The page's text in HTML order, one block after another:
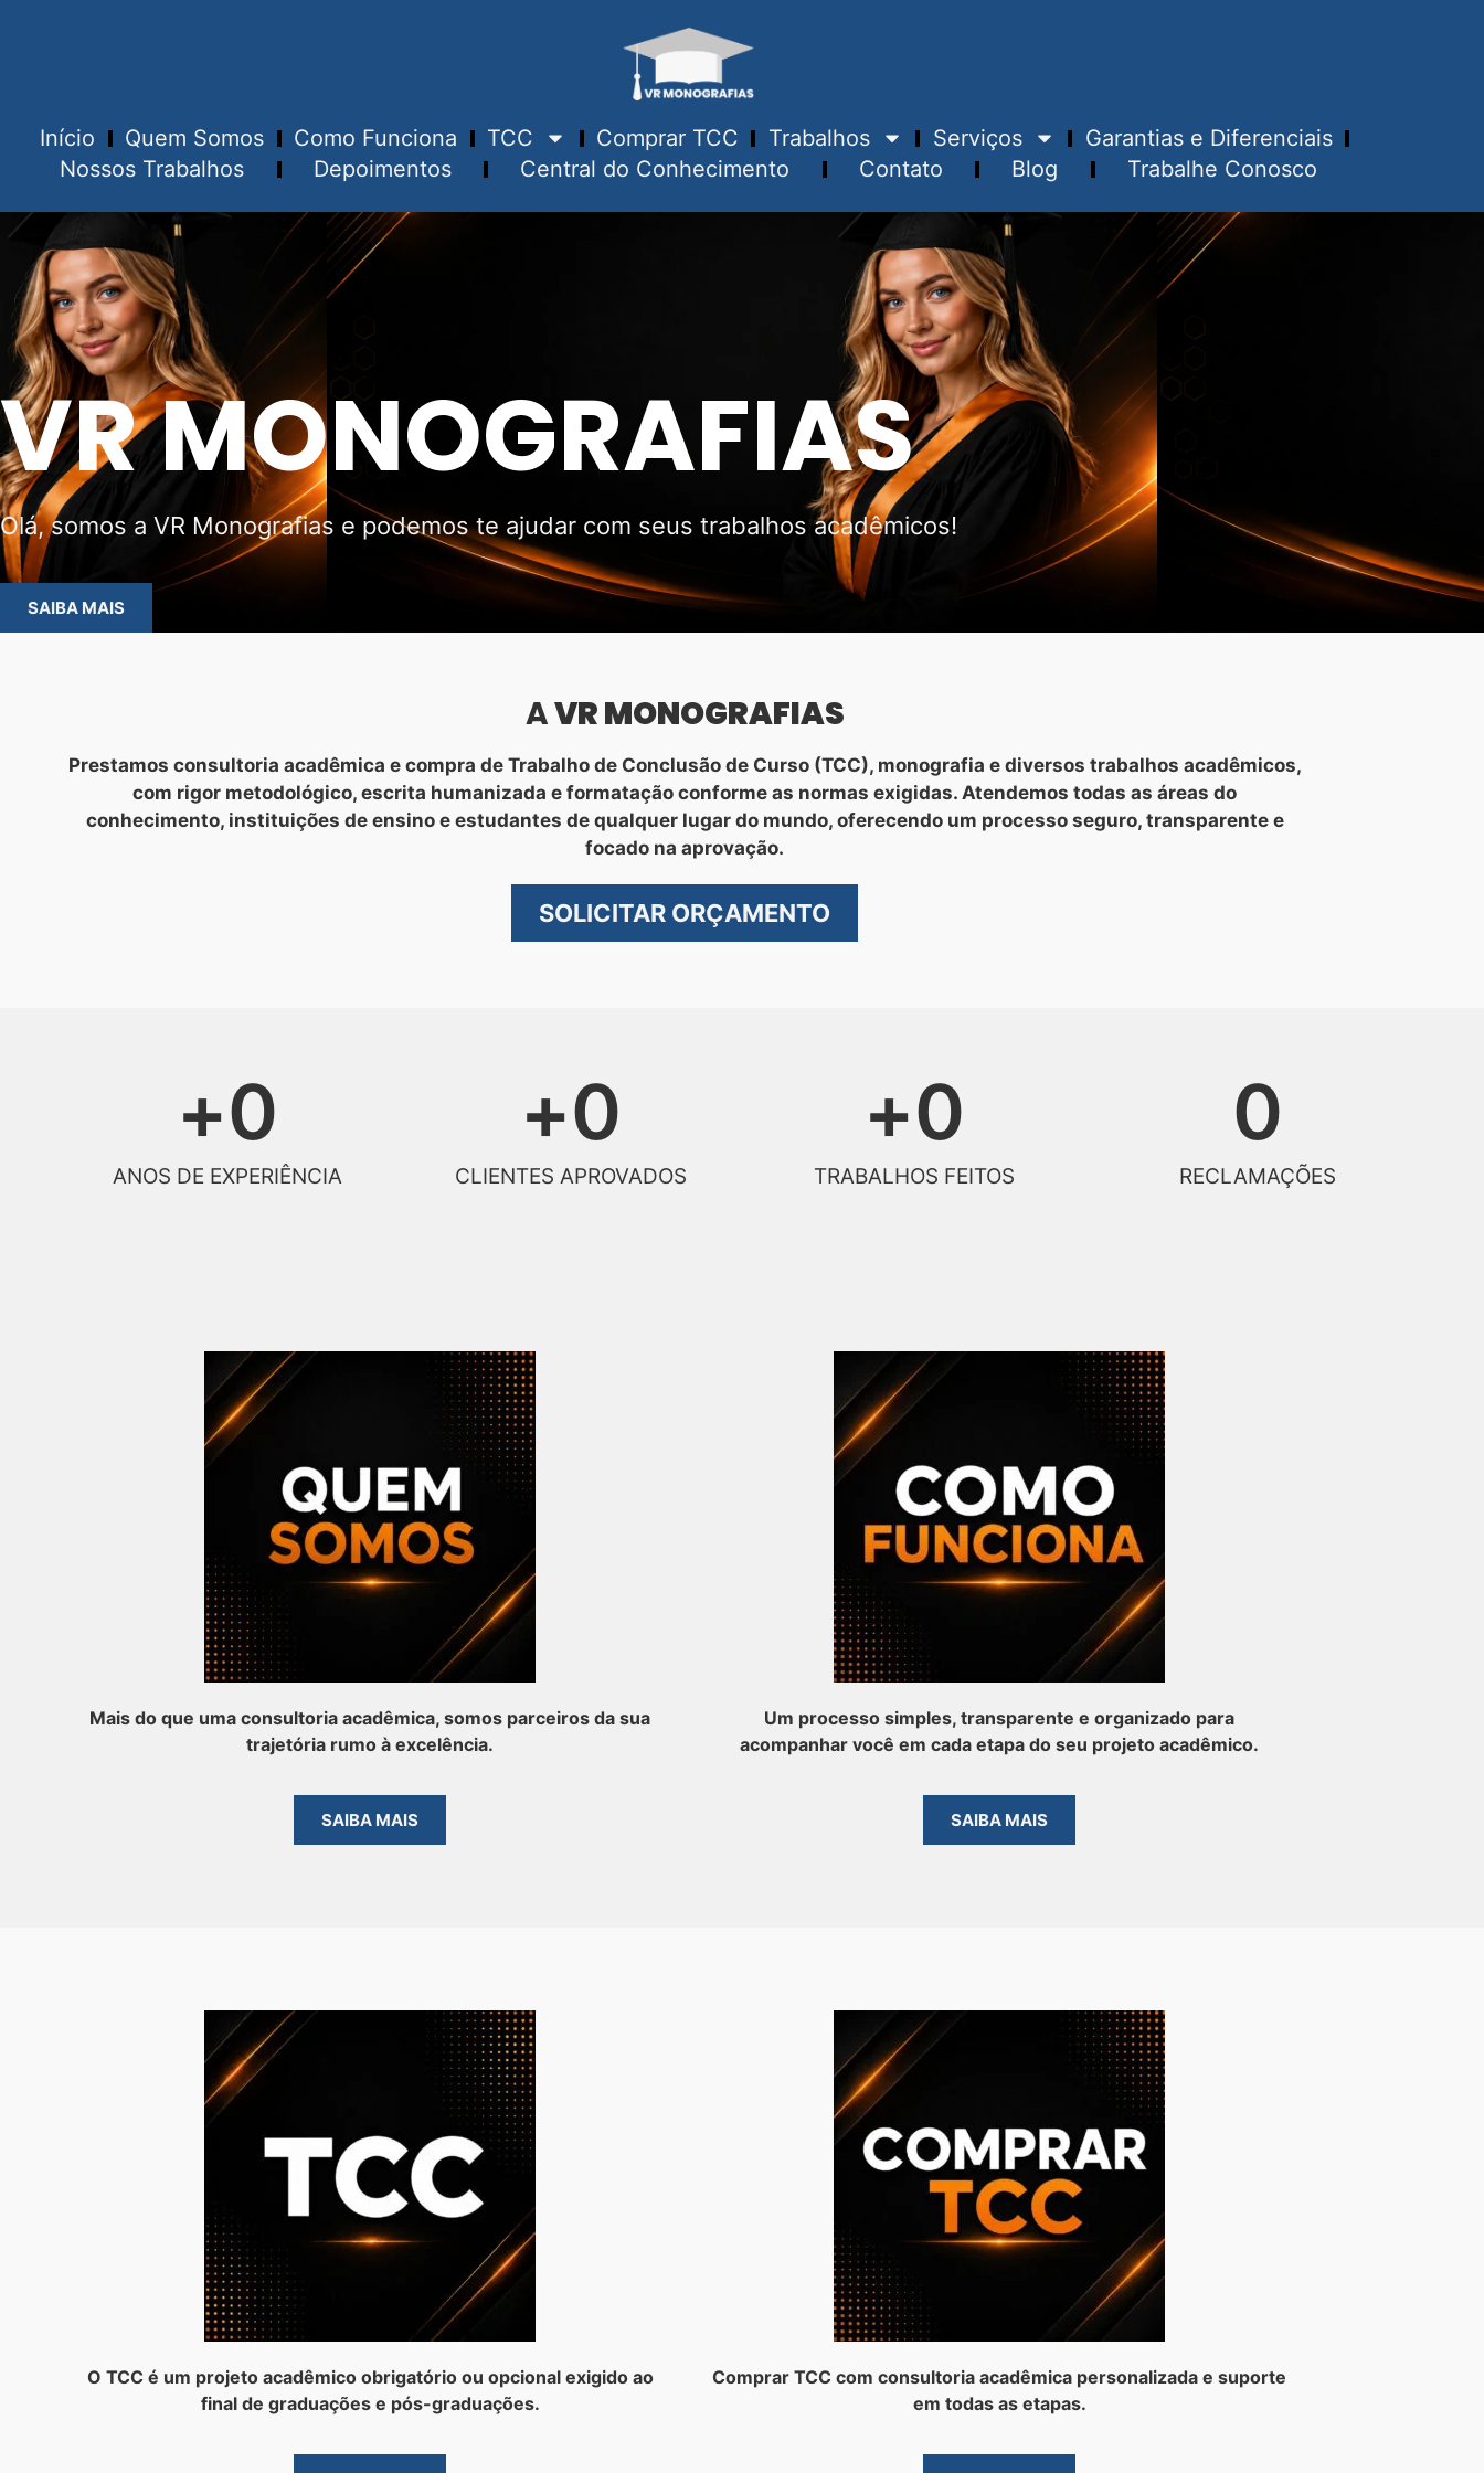
Início Quem Somos Como Funciona TCC Comprar TCC Trabalhos Serviços
Garantias e Diferenciais
Nossos Trabalhos
Depoimentos Central do Conhecimento Contato Blog Trabalhe Conosco
VR MONOGRAFIAS
Olá, somos a VR Monografias e podemos te ajudar com seus trabalhos acadêmicos!
SAIBA MAIS
AVR MONOGRAFIAS
Prestamos consultoria acadêmica e compra de Trabalho de Conclusão de Curso (TCC), monografia e diversos trabalhos acadêmicos,
com rigor metodológico, escrita humanizada e formatação conforme as normas exigidas. Atendemos todas as áreas do
conhecimento, instituições de ensino e estudantes de qualquer lugar do mundo, oferecendo um processo seguro, transparente e
focado na aprovação.
SOLICITAR ORÇAMENTO
ANOS DE EXPERIÊNCIA
+0
CLIENTES APROVADOS
+0
TRABALHOS FEITOS
+0
RECLAMAÇÕES
0
Mais do que uma consultoria acadêmica, somos parceiros da sua
trajetória rumo à excelência.
SAIBA MAIS
Um processo simples, transparente e organizado para
acompanhar você em cada etapa do seu projeto acadêmico.
SAIBA MAIS
O TCC é um projeto acadêmico obrigatório ou opcional exigido ao
final de graduações e pós-graduações.
Comprar TCC com consultoria acadêmica personalizada e suporte
em todas as etapas.